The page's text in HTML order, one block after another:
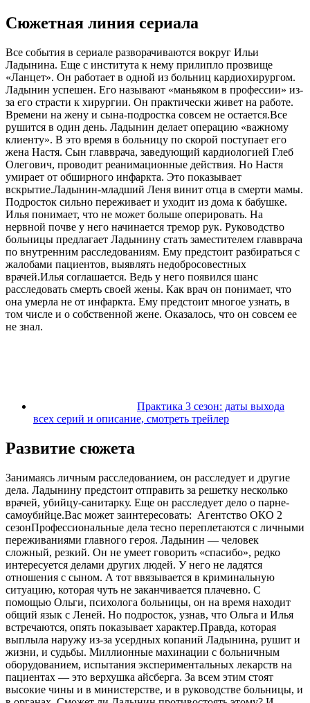
Сюжетная линия сериала
Все события в сериале разворачиваются вокруг Ильи
Ладынина. Еще с института к нему прилипло прозвище
«Ланцет». Он работает в одной из больниц кардиохирургом.
Ладынин успешен. Его называют «маньяком в профессии» из-
за его страсти к хирургии. Он практически живет на работе.
Времени на жену и сына-подростка совсем не остается.Все
рушится в один день. Ладынин делает операцию «важному
клиенту». В это время в больницу по скорой поступает его
жена Настя. Сын главврача, заведующий кардиологией Глеб
Олегович, проводит реанимационные действия. Но Настя
умирает от обширного инфаркта. Это показывает
вскрытие.Ладынин-младший Леня винит отца в смерти мамы.
Подросток сильно переживает и уходит из дома к бабушке.
Илья понимает, что не может больше оперировать. На
нервной почве у него начинается тремор рук. Руководство
больницы предлагает Ладынину стать заместителем главврача
по внутренним расследованиям. Ему предстоит разбираться с
жалобами пациентов, выявлять недобросовестных
врачей.Илья соглашается. Ведь у него появился шанс
расследовать смерть своей жены. Как врач он понимает, что
она умерла не от инфаркта. Ему предстоит многое узнать, в
том числе и о собственной жене. Оказалось, что он совсем ее
не знал.
Практика 3 сезон: даты выхода
всех серий и описание, смотреть трейлер
Развитие сюжета
Занимаясь личным расследованием, он расследует и другие
дела. Ладынину предстоит отправить за решетку несколько
врачей, убийцу-санитарку. Еще он расследует дело о парне-
самоубийце.Вас может заинтересовать: Агентство ОКО 2
сезонПрофессиональные дела тесно переплетаются с личными
переживаниями главного героя. Ладынин — человек
сложный, резкий. Он не умеет говорить «спасибо», редко
интересуется делами других людей. У него не ладятся
отношения с сыном. А тот ввязывается в криминальную
ситуацию, которая чуть не заканчивается плачевно. С
помощью Ольги, психолога больницы, он на время находит
общий язык с Леней. Но подросток, узнав, что Ольга и Илья
встречаются, опять показывает характер.Правда, которая
выплыла наружу из-за усердных копаний Ладынина, рушит и
жизни, и судьбы. Миллионные махинации с больничным
оборудованием, испытания экспериментальных лекарств на
пациентах — это верхушка айсберга. За всем этим стоят
высокие чины и в министерстве, и в руководстве больницы, и